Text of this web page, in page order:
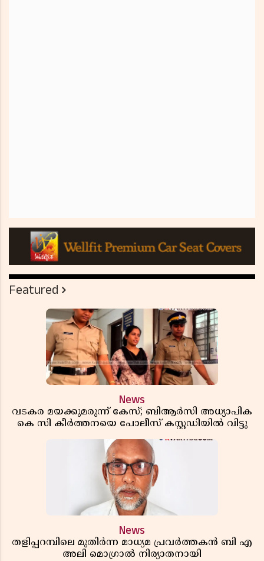
Featured
News
വടകര മയക്കുമരുന്ന് കേസ്; ബിആർസി അധ്യാപിക
കെ സി കീർത്തനയെ പോലീസ് കസ്റ്റഡിയിൽ വിട്ടു
News
തളിപ്പറമ്പിലെ മുതിർന്ന മാധ്യമ പ്രവർത്തകൻ ബി എ
അലി മൊഗ്രാൽ നിര്യാതനായി